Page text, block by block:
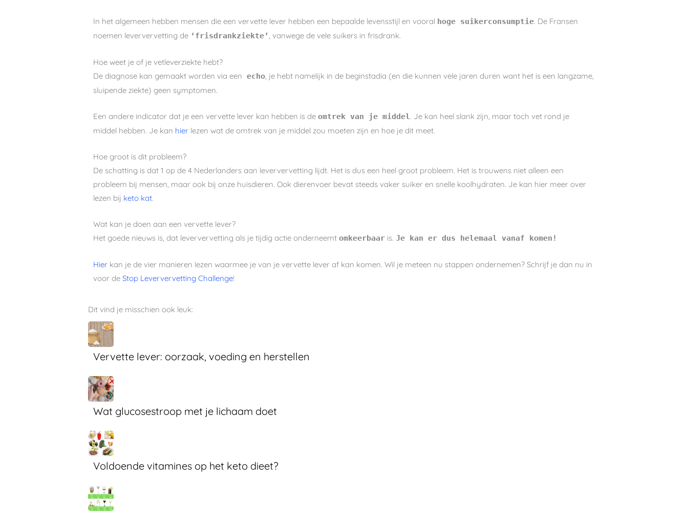
In het algemeen hebben mensen die een vervette lever hebben een bepaalde levensstijl en vooral hoge suikerconsumptie. De Fransen
noemen leververvetting de ‘frisdrankziekte’ , vanwege de vele suikers in frisdrank.
Hoe weet je of je vetleverziekte hebt?
De diagnose kan gemaakt worden via een echo , je hebt namelijk in de beginstadia (en die kunnen vele jaren duren want het is een langzame,
sluipende ziekte) geen symptomen.
Een andere indicator dat je een vervette lever kan hebben is deomtrek van je middel . Je kan heel slank zijn, maar toch vet rond je
middel hebben. Je kan hier lezen wat de omtrek van je middel zou moeten zijn en hoe je dit meet.
Hoe groot is dit probleem?
De schatting is dat 1 op de 4 Nederlanders aan leververvetting lijdt. Het is dus een heel groot probleem. Het is trouwens niet alleen een
probleem bij mensen, maar ook bij onze huisdieren. Ook dierenvoer bevat steeds vaker suiker en snelle koolhydraten. Je kan hier meer over
lezen bij keto kat.
Wat kan je doen aan een vervette lever?
Het goede nieuws is, dat leververvetting als je tijdig actie onderneemtomkeerbaar is.Je kan er dus helemaal vanaf komen!
Hier kan je de vier manieren lezen waarmee je van je vervette lever af kan komen. Wil je meteen nu stappen ondernemen? Schrijf je dan nu in
voor deStop Leververvetting Challenge!
Dit vind je misschien ook leuk:
Vervette lever: oorzaak, voeding en herstellen
Wat glucosestroop met je lichaam doet
Voldoende vitamines op het keto dieet?